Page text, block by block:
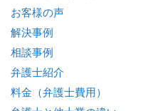
お客様の声
解決事例
相談事例
弁護士紹介
料金（弁護士費用）